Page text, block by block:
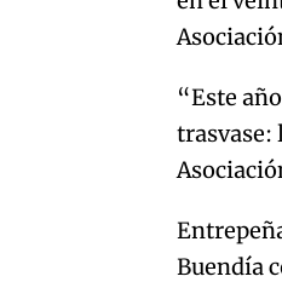
“Este
trasvase:
Buendía